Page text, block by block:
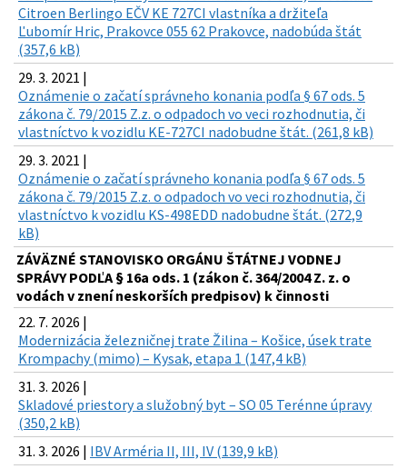
Citroen Berlingo EČV KE 727CI vlastníka a držiteľa
Ľubomír Hric, Prakovce 055 62 Prakovce, nadobúda štát
(357,6 kB)
29. 3. 2021 |
Oznámenie o začatí správneho konania podľa § 67 ods. 5
zákona č. 79/2015 Z.z. o odpadoch vo veci rozhodnutia, či
vlastníctvo k vozidlu KE-727CI nadobudne štát. (261,8 kB)
29. 3. 2021 |
Oznámenie o začatí správneho konania podľa § 67 ods. 5
zákona č. 79/2015 Z.z. o odpadoch vo veci rozhodnutia, či
vlastníctvo k vozidlu KS-498EDD nadobudne štát. (272,9
kB)
ZÁVÄZNÉ STANOVISKO ORGÁNU ŠTÁTNEJ VODNEJ
SPRÁVY PODĽA § 16a ods. 1 (zákon č. 364/2004 Z. z. o
vodách v znení neskorších predpisov) k činnosti
22. 7. 2026 |
Modernizácia železničnej trate Žilina – Košice, úsek trate
Krompachy (mimo) – Kysak, etapa 1 (147,4 kB)
31. 3. 2026 |
Skladové priestory a služobný byt – SO 05 Terénne úpravy
(350,2 kB)
31. 3. 2026 | IBV Arméria II, III, IV (139,9 kB)